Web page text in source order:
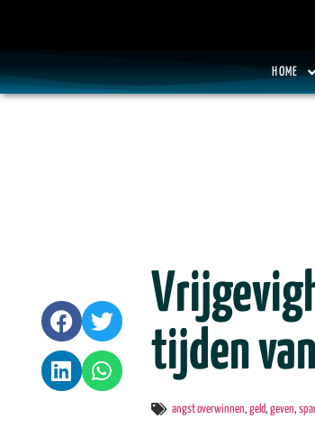
HOME
tijden
angst overwinnen, geld, geven,